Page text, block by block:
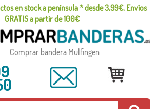
en stock a península * desde 3,99€, Envíos
GRATIS a partir de 100€
Comprar bandera Mulfingen